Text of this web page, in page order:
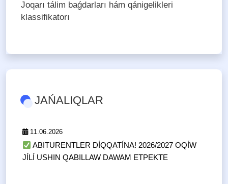
Joqarı tálim baǵdarları hám qánigelikleri
klassifikatorı
JAŃALIQLAR
11.06.2026
ABITURENTLER DÍQQATÍNA! 2026/2027 OQÍW
JÍLÍ USHIN QABILLAW DAWAM ETPEKTE